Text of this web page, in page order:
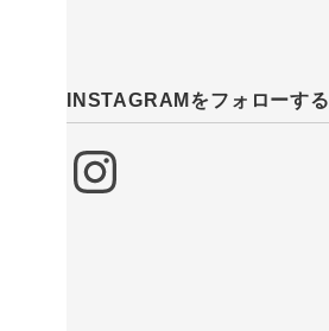
INSTAGRAMをフォローする
Instagram